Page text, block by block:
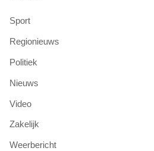
Sport
Regionieuws
Politiek
Nieuws
Video
Zakelijk
Weerbericht